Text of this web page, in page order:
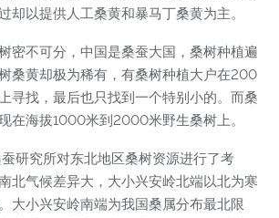
却以提供人工桑黄和暴马丁桑黄为主。
密不可分，中国是桑蚕大国，桑树种植遍
桑黄却极为稀有，有桑树种植大户在200
寻找，最后也只找到一个特别小的。而桑
在海拔1000米到2000米野生桑树上。
研究所对东北地区桑树资源进行了考
北气候差异大，大小兴安岭北端以北为寒
大小兴安岭南端为我国桑属分布最北限